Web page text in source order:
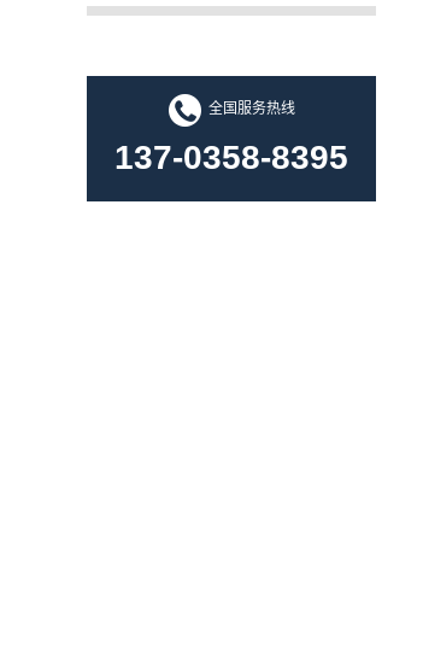
全国服务热线
137-0358-8395